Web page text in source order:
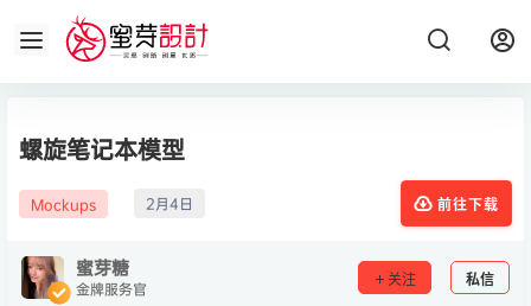
螺旋笔记本模型
Mockups 2月4日 前往下载
蜜芽糖
金牌服务官 关注 私信